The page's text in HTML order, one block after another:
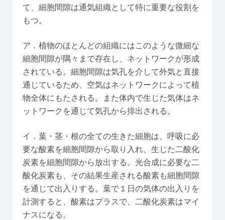
て、細胞間隙は通気組織として特に重要な役割を
もつ。
ア．植物のほとんどの組織にはこのような微細な
細胞間隙が隅々まで存在し、ネットワークが形成
されている。細胞間隙は気孔を介して外気と直接
通じているため、空気はネットワークによって植
物全体にもたされる。また体内で生じた気体はネ
ットワークを通じて気孔から排出される。
イ．葉・茎・根の全ての生きた細胞は、呼吸に必
要な酸素を細胞間隙から取り入れ、生じた二酸化
炭素を細胞間隙から放出する。光合成に必要な二
酸化炭素も、その結果生産される酸素も細胞間隙
を通じて出入りする。葉で１日の気体の出入りを
計測すると、酸素はプラスで、二酸化炭素はマイ
ナスになる。